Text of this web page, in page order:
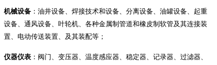
机械设备 ：油井设备、焊接技术和设备、分离设备、油罐设备、起重
设备、通风设备、叶轮机、各种金属制管道和橡皮制软管及其连接装
置、电动传送装置、及其装配等；
仪器仪表 ：阀门、变压器、温度感应器、稳定器、记录器、过滤器、